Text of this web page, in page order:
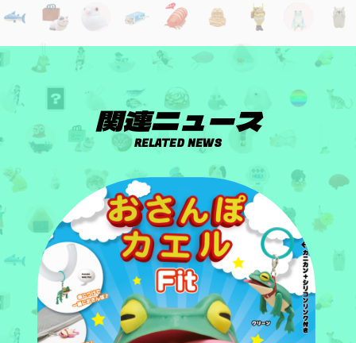
関連ニュース
RELATED NEWS